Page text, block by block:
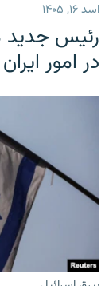
اسد ۱۶, ۱۴۰۵
رئیس جدید
در امور